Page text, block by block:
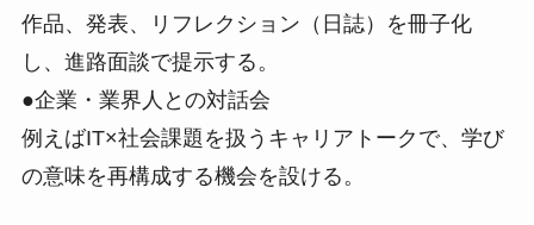
作品、発表、リフレクション（日誌）を冊子化
し、進路面談で提示する。
●企業・業界人との対話会
例えばIT×社会課題を扱うキャリアトークで、学び
の意味を再構成する機会を設ける。